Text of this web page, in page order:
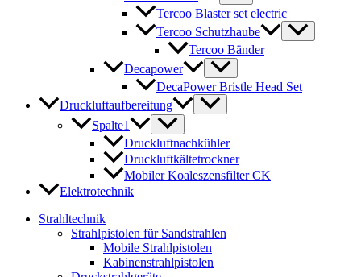
Tercoo Blaster set electric
Tercoo Schutzhaube
Tercoo Bänder
Decapower
DecaPower Bristle Head Set
Druckluftaufbereitung
Spalte1
Druckluftnachkühler
Druckluftkältetrockner
Mobiler Koaleszensfilter CK
Elektrotechnik
Strahltechnik
Strahlpistolen für Sandstrahlen
Mobile Strahlpistolen
Kabinenstrahlpistolen